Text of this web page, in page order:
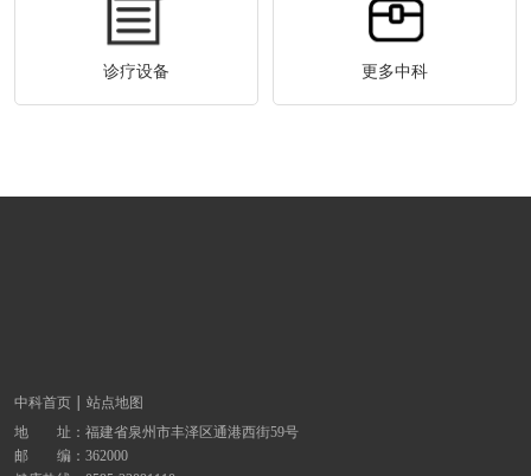
诊疗设备 更多中科
中科首页
站点地图
地 址： 福建省泉州市丰泽区通港西街59号
邮 编：362000